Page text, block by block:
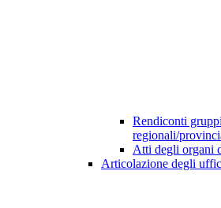
Rendiconti
regionali/
Atti degli organi
Articolazione degli